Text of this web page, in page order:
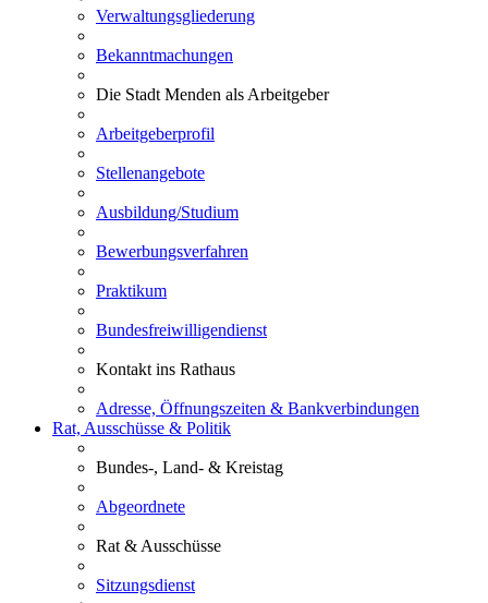
Verwaltungsgliederung
Bekanntmachungen
Die Stadt Menden als Arbeitgeber
Arbeitgeberprofil
Stellenangebote
Ausbildung/Studium
Bewerbungsverfahren
Praktikum
Bundesfreiwilligendienst
Kontakt ins Rathaus
Adresse, Öffnungszeiten & Bankverbindungen
Rat, Ausschüsse & Politik
Bundes-, Land- & Kreistag
Abgeordnete
Rat & Ausschüsse
Sitzungsdienst